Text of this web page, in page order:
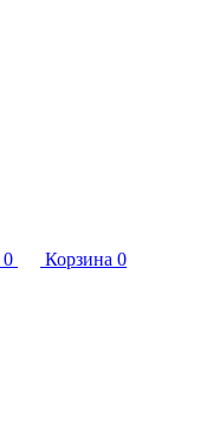
0 Корзина 0